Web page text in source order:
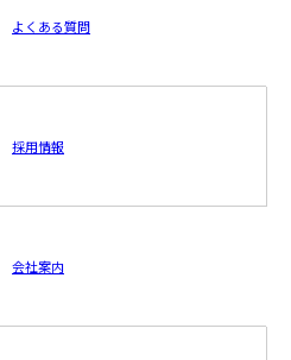
よくある質問
採用情報
会社案内